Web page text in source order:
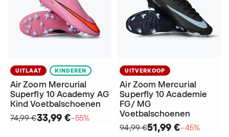
UITLAAT KINDEREN
Air Zoom Mercurial
Superfly 10 Academy AG
Kind Voetbalschoenen
74,99 €33,99 €−55%
UITVERKOOP
Air Zoom Mercurial
Superfly 10 Academie
FG/ MG
Voetbalschoenen
94,99 €51,99 €−45%